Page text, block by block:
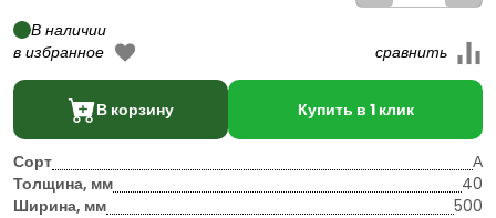
В наличии
В корзину Купить в 1 клик
Сорт
А
Толщина, мм
40
Ширина, мм
500